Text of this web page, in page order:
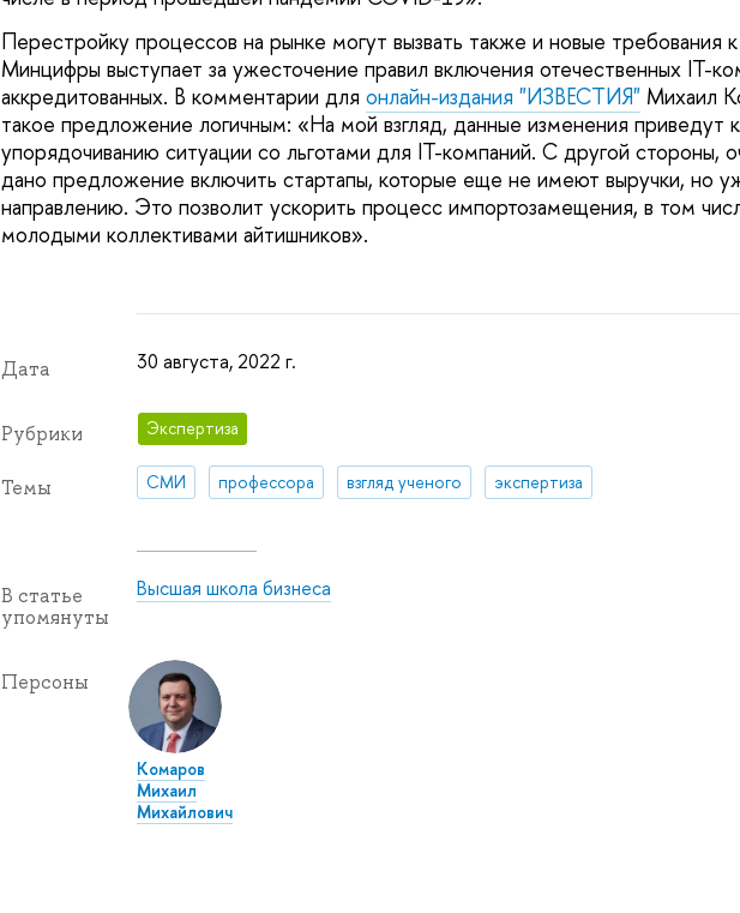
Перестройку процессов на рынке могут вызвать также и новые требования
Минцифры выступает за ужесточение правил включения отечественных IT-
аккредитованных. В комментарии для онлайн-издания "ИЗВЕСТИЯ"Михаил
такое предложение логичным: «На мой взгляд, данные изменения приведут к
упорядочиванию ситуации со льготами для IT-компаний. С другой стороны,
дано предложение включить стартапы, которые еще не имеют выручки, но
направлению. Это позволит ускорить процесс импортозамещения, в том
молодыми коллективами айтишников».
Дата 30 августа, 2022 г.
Рубрики Экспертиза
Темы СМИ профессора взгляд ученого экспертиза
В статье
упомянуты
Высшая школа бизнеса
Персоны
Комаров
Михаил
Михайлович